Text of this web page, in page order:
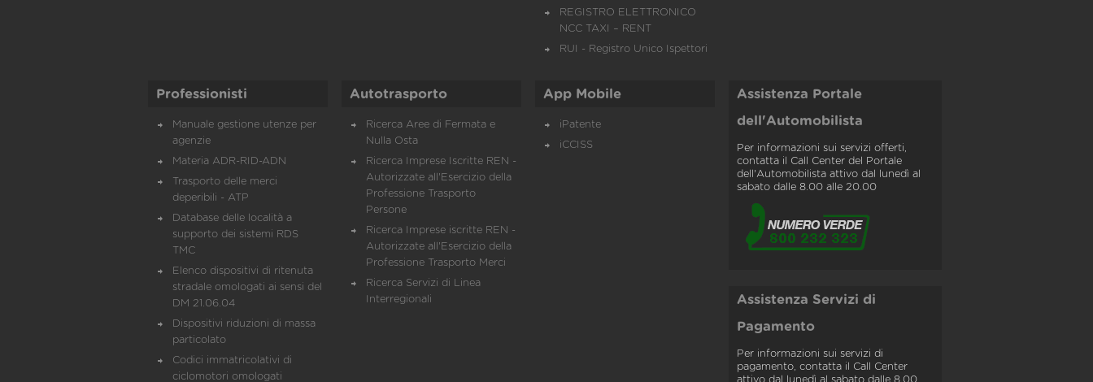
REGISTRO ELETTRONICO
NCC TAXI – RENT
RUI - Registro Unico Ispettori
Professionisti
Manuale gestione utenze per
agenzie
Materia ADR-RID-ADN
Trasporto delle merci
deperibili - ATP
Database delle località a
supporto dei sistemi RDS
TMC
Elenco dispositivi di ritenuta
stradale omologati ai sensi del
DM 21.06.04
Dispositivi riduzioni di massa
particolato
Codici immatricolativi di
ciclomotori omologati
Autotrasporto
Ricerca Aree di Fermata e
Nulla Osta
Ricerca Imprese Iscritte REN -
Autorizzate all'Esercizio della
Professione Trasporto
Persone
Ricerca Imprese iscritte REN -
Autorizzate all'Esercizio della
Professione Trasporto Merci
Ricerca Servizi di Linea
Interregionali
App Mobile
iPatente
iCCISS
Assistenza Portale
dell'Automobilista
Per informazioni sui servizi offerti,
contatta il Call Center del Portale
dell'Automobilista attivo dal lunedì al
sabato dalle 8.00 alle 20.00
Assistenza Servizi di
Pagamento
Per informazioni sui servizi di
pagamento, contatta il Call Center